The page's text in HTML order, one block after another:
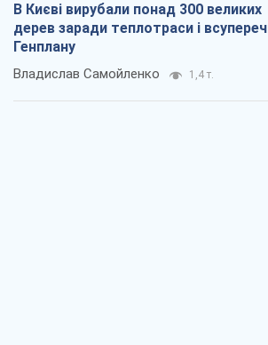
В Києві вирубали понад 300 великих
дерев заради теплотраси і всупереч
Генплану
Владислав Самойленко 1,4 т.